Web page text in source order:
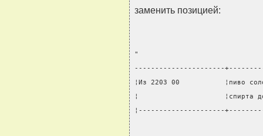
заменить позицией:
"
----------------------
¦Из 2203 00           ¦пиво
¦                     ¦спирта до 7
¦---------------------